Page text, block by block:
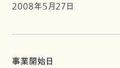
2008年5月27日
事業開始日